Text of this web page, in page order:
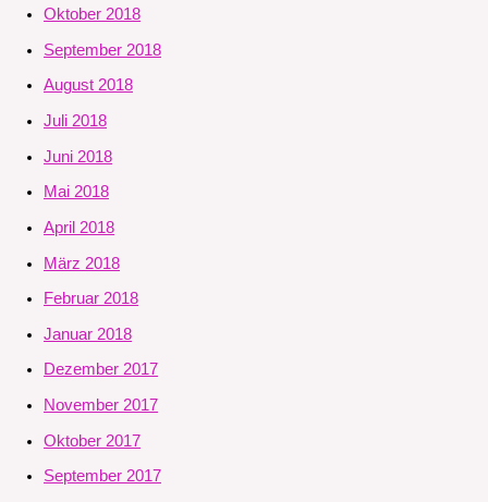
Oktober 2018
September 2018
August 2018
Juli 2018
Juni 2018
Mai 2018
April 2018
März 2018
Februar 2018
Januar 2018
Dezember 2017
November 2017
Oktober 2017
September 2017